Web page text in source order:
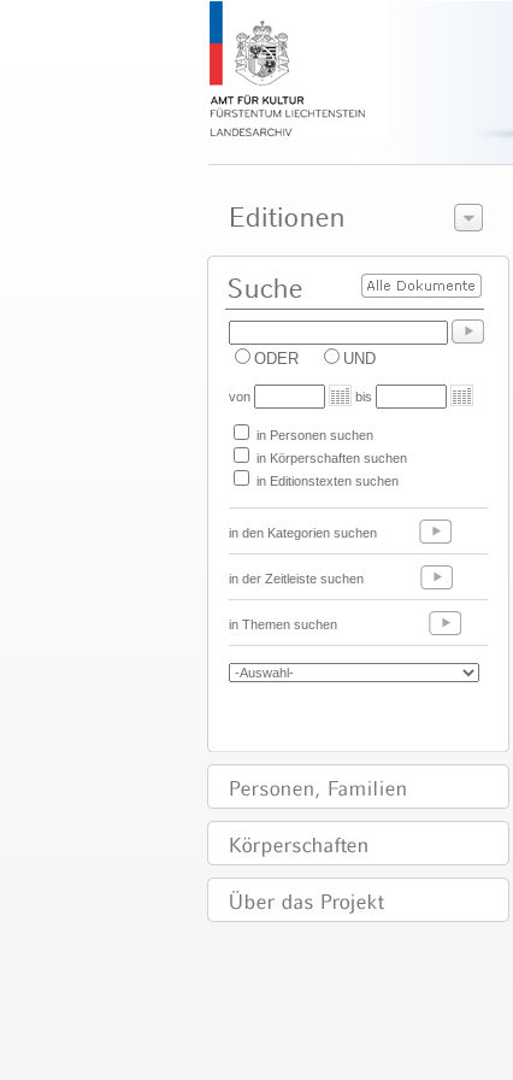
ODER UND
von bis
in Personen suchen
in Körperschaften suchen
in Editionstexten suchen
in den Kategorien suchen
in der Zeitleiste suchen
in Themen suchen